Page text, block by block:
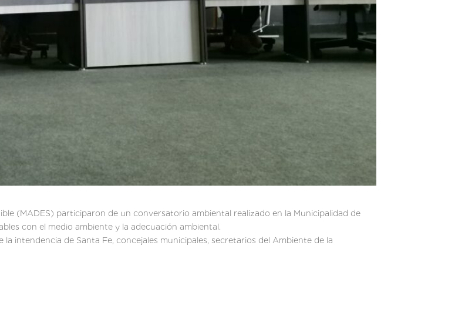
(MADES) participaron de un conversatorio ambiental realizado en la Municipalidad de
con el medio ambiente y la adecuación ambiental.
intendencia de Santa Fe, concejales municipales, secretarios del Ambiente de la